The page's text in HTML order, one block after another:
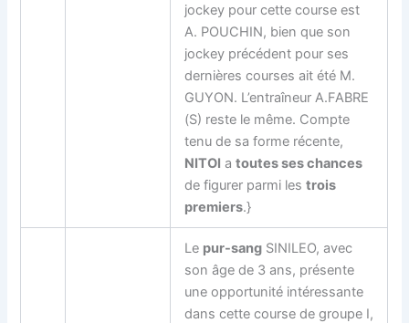
jockey pour cette course est
A. POUCHIN, bien que son
jockey précédent pour ses
dernières courses ait été M.
GUYON. L’entraîneur A.FABRE
(S) reste le même. Compte
tenu de sa forme récente,
NITOI atoutes ses chances
de figurer parmi lestrois
premiers.}
Le pur-sang SINILEO, avec
son âge de 3 ans, présente
une opportunité intéressante
dans cette course de groupe I,